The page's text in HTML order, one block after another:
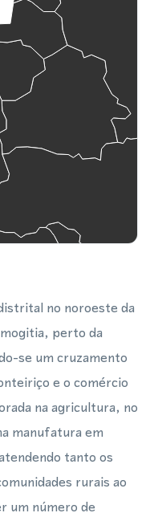
no noroeste da
perto da
se um cruzamento
e o comércio
na agricultura, no
manufatura em
tanto os
rurais ao
um número de